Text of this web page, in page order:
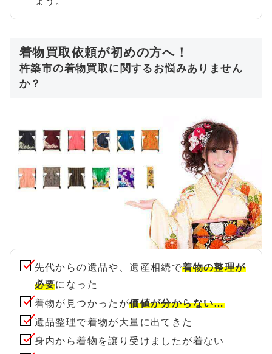
着物買取依頼が初めの方へ！
杵築市の着物買取に関するお悩みありません
か？
先代からの遺品や、遺産相続で着物の整理が
必要になった
着物が見つかったが価値が分からない…
遺品整理で着物が大量に出てきた
身内から着物を譲り受けましたが着ない